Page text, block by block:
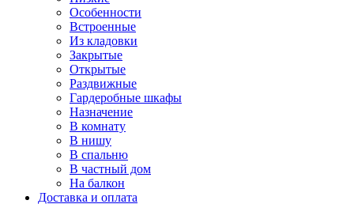
Особенности
Встроенные
Из кладовки
Закрытые
Открытые
Раздвижные
Гардеробные шкафы
Назначение
В комнату
В нишу
В спальню
В частный дом
На балкон
Доставка и оплата